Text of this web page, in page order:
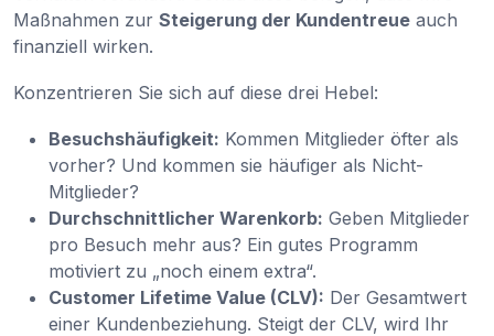
Maßnahmen zur Steigerung der Kundentreue auch
finanziell wirken.
Konzentrieren Sie sich auf diese drei Hebel:
Besuchshäufigkeit: Kommen Mitglieder öfter als
vorher? Und kommen sie häufiger als Nicht-
Mitglieder?
Durchschnittlicher Warenkorb: Geben Mitglieder
pro Besuch mehr aus? Ein gutes Programm
motiviert zu „noch einem extra“.
Customer Lifetime Value (CLV): Der Gesamtwert
einer Kundenbeziehung. Steigt der CLV, wird Ihr